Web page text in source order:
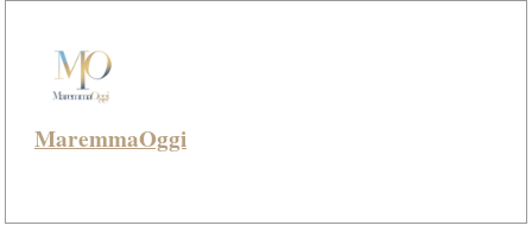
MaremmaOggi